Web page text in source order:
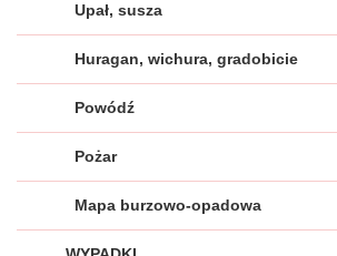
Upał, susza
Huragan, wichura, gradobicie
Powódź
Pożar
Mapa burzowo-opadowa